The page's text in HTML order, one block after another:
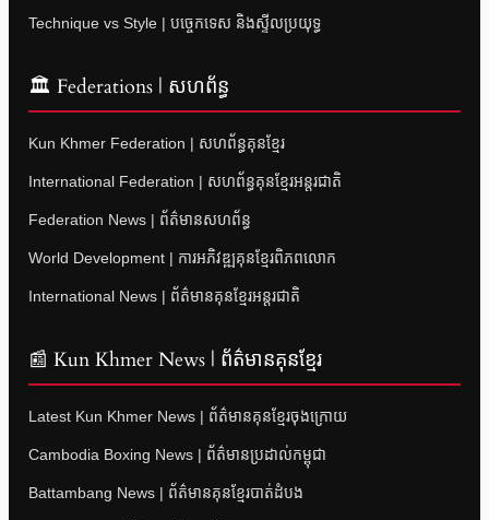
Technique vs Style | បច្ចេកទេស និងស្ទីលប្រយុទ្ធ
🏛 Federations | សហព័ន្ធ
Kun Khmer Federation | សហព័ន្ធគុនខ្មែរ
International Federation | សហព័ន្ធគុនខ្មែរអន្តរជាតិ
Federation News | ព័ត៌មានសហព័ន្ធ
World Development | ការអភិវឌ្ឍគុនខ្មែរពិភពលោក
International News | ព័ត៌មានគុនខ្មែរអន្តរជាតិ
📰 Kun Khmer News | ព័ត៌មានគុនខ្មែរ
Latest Kun Khmer News | ព័ត៌មានគុនខ្មែរចុងក្រោយ
Cambodia Boxing News | ព័ត៌មានប្រដាល់កម្ពុជា
Battambang News | ព័ត៌មានគុនខ្មែរបាត់ដំបង